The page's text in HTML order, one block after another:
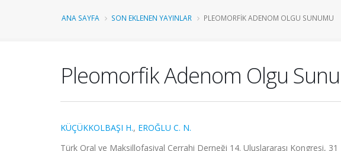
ANA SAYFA SON EKLENEN YAYINLAR PLEOMORFIK ADENOM OLGU SUNUMU
Pleomorfik Adenom Olgu
KÜÇÜKKOLBAŞI H., EROĞLU C. N.
Türk Oral ve Maksillofasiyal Cerrahi Derneği 14. Uluslararası Kongresi,